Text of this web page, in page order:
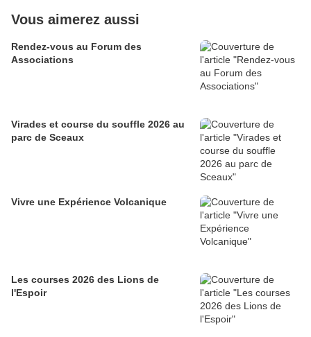
Vous aimerez aussi
Rendez-vous au Forum des
Associations
Virades et course du souffle 2026 au
parc de Sceaux
Vivre une Expérience Volcanique
Les courses 2026 des Lions de
l'Espoir